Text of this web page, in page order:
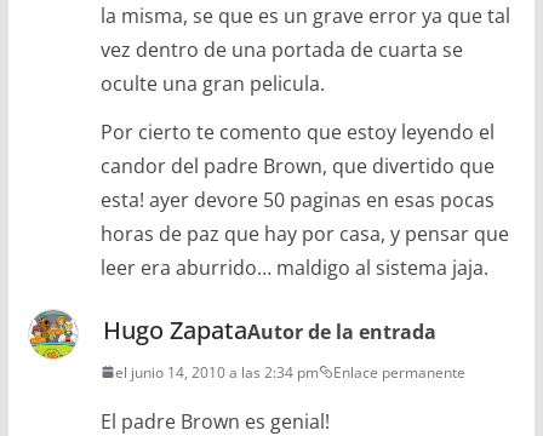
la misma, se que es un grave error ya que tal
vez dentro de una portada de cuarta se
oculte una gran pelicula.
Por cierto te comento que estoy leyendo el
candor del padre Brown, que divertido que
esta! ayer devore 50 paginas en esas pocas
horas de paz que hay por casa, y pensar que
leer era aburrido… maldigo al sistema jaja.
Hugo ZapataAutor de la entrada
el junio 14, 2010 a las 2:34 pm Enlace permanente
El padre Brown es genial!